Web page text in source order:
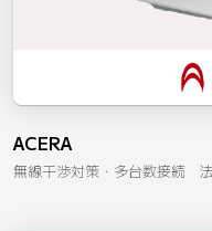
ACERA
無線干渉対策・多台数接続